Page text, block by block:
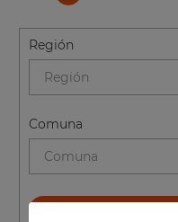
Región
Región
Comuna
Comuna